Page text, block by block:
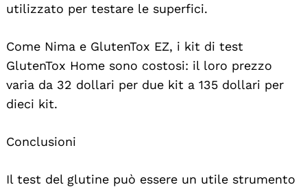
utilizzato per testare le superfici.
Come Nima e GlutenTox EZ, i kit di test
GlutenTox Home sono costosi: il loro prezzo
varia da 32 dollari per due kit a 135 dollari per
dieci kit.
Conclusioni
Il test del glutine può essere un utile strumento